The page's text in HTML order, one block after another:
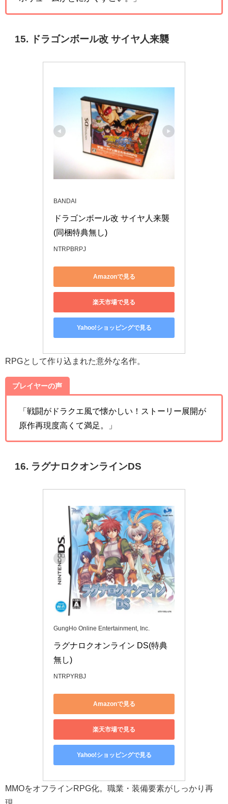
15. ドラゴンボール改 サイヤ人来襲
BANDAI
ドラゴンボール改 サイヤ人来襲
(同梱特典無し)
NTRPBRPJ
Amazonで見る
楽天市場で見る
Yahoo!ショッピングで見る
RPGとして作り込まれた意外な名作。
プレイヤーの声
「戦闘がドラクエ風で懐かしい！ストーリー展開が
原作再現度高くて満足。」
16. ラグナロクオンラインDS
GungHo Online Entertainment, Inc.
ラグナロクオンライン DS(特典
無し)
NTRPYRBJ
Amazonで見る
楽天市場で見る
Yahoo!ショッピングで見る
MMOをオフラインRPG化。職業・装備要素がしっかり再